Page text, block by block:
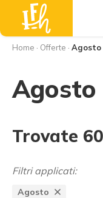
Home · Offerte · Agosto
Agosto
Trovate
Filtri applicati:
Agosto